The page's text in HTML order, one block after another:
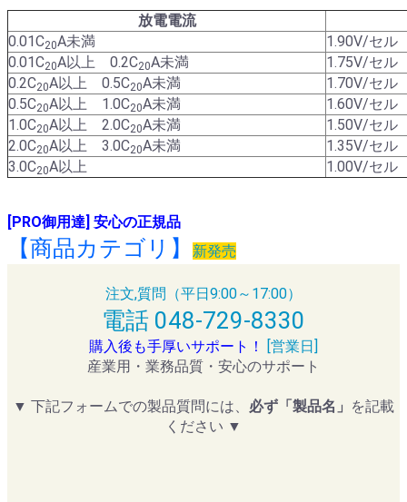
放電電流
0.01C20A未満
1.90V/セル
0.01C20A以上 0.2C20A未満
1.75V/セル
0.2C20A以上 0.5C20A未満
1.70V/セル
0.5C20A以上 1.0C20A未満
1.60V/セル
1.0C20A以上 2.0C20A未満
1.50V/セル
2.0C20A以上 3.0C20A未満
1.35V/セル
3.0C20A以上 1.00V/セル
[PRO御用達] 安心の正規品
【商品カテゴリ】 新発売
注文,質問（平日9:00～17:00）
電話 048-729-8330
購入後も手厚いサポート！
[営業日]
産業用・業務品質・安心のサポート
▼ 下記フォームでの製品質問には、 必ず「製品名」 を記載
ください ▼